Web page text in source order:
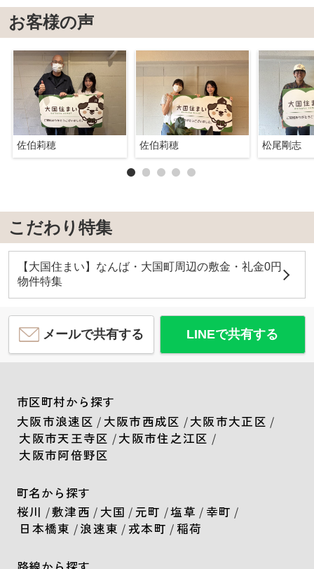
お客様の声
佐伯莉穂 佐伯莉穂 松尾剛志
こだわり特集
【大国住まい】なんば・大国町周辺の敷金・礼金0円
物件特集
メールで共有する LINEで共有する
市区町村から探す
大阪市浪速区 / 大阪市西成区 /大阪市大正区 /
大阪市天王寺区 /大阪市住之江区 /
大阪市阿倍野区
町名から探す
桜川 /敷津西 / 大国 / 元町 /塩草 / 幸町 /
日本橋東 /浪速東 / 戎本町 /稲荷